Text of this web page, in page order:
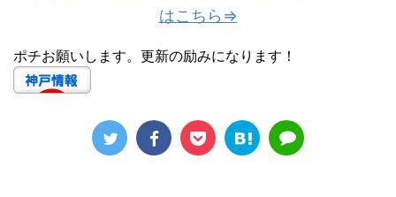
はこちら⇒
ポチお願いします。更新の励みになります！